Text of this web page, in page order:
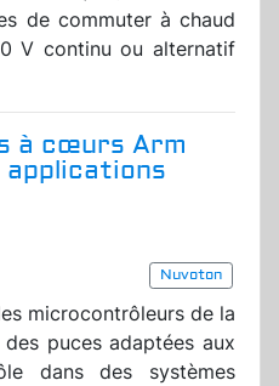
de commuter à chaud
V continu ou alternatif
à cœurs Arm
Nuvoton
microcontrôleurs de la
puces adaptées aux
dans des systèmes